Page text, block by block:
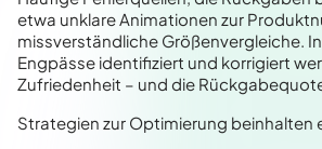
etwa unklare Animationen zur
missverständliche Größenvergleiche.
Engpässe identifiziert und korrigiert
Zufriedenheit – und die
Strategien zur Optimierung beinhalten